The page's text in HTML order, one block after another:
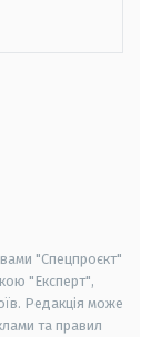
"Спецпроєкт"
"Експерт",
Редакція може
та правил